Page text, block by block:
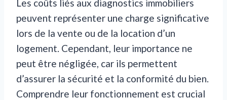
Les coûts liés aux diagnostics immobiliers
peuvent représenter une charge significative
lors de la vente ou de la location d’un
logement. Cependant, leur importance ne
peut être négligée, car ils permettent
d’assurer la sécurité et la conformité du bien.
Comprendre leur fonctionnement est crucial